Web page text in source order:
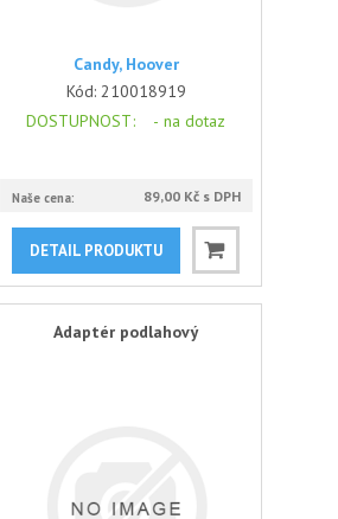
Candy, Hoover
Kód: 210018919
DOSTUPNOST: - na dotaz
Naše cena: 89,00 Kč s DPH
DETAIL PRODUKTU
Adaptér podlahový